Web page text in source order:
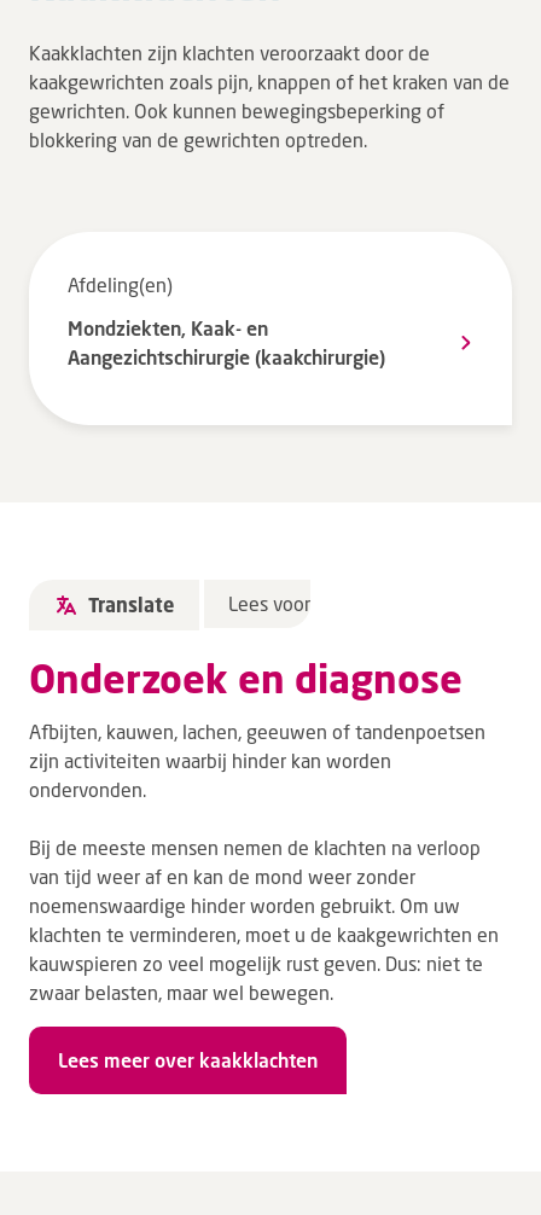
Uw ervaring telt
Uw gegevens
Wachttijden
Werken bij DZ
Leren
Over ons
Kaakklachten zijn klachten veroorzaakt door de
kaakgewrichten zoals pijn, knappen of het kraken van de
gewrichten. Ook kunnen bewegingsbeperking of
blokkering van de gewrichten optreden.
Afdeling(en)
Mondziekten, Kaak- en
Aangezichtschirurgie (kaakchirurgie)
Translate Lees voor
Onderzoek en diagnose
Afbijten, kauwen, lachen, geeuwen of tandenpoetsen
zijn activiteiten waarbij hinder kan worden
ondervonden.
Bij de meeste mensen nemen de klachten na verloop
van tijd weer af en kan de mond weer zonder
noemenswaardige hinder worden gebruikt. Om uw
klachten te verminderen, moet u de kaakgewrichten en
kauwspieren zo veel mogelijk rust geven. Dus: niet te
zwaar belasten, maar wel bewegen.
Lees meer over kaakklachten